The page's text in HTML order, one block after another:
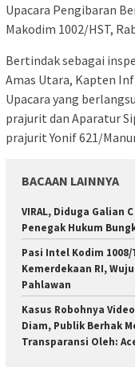
Upacara Pengibaran
Makodim 1002/HST,
Bertindak sebagai
Amas Utara, Kapten
Upacara yang
prajurit dan Aparatur
prajurit Yonif 621/
BACAAN LAINNYA
VIRAL, Diduga Galian
Penegak Hukum
Pasi Intel Kodim
Kemerdekaan RI,
Pahlawan
Kasus Robohnya
Diam, Publik Berhak
Transparansi Oleh: